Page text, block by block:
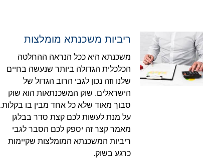
ריביות משכנתא מומלצות
משכנתא היא ככל הנראה ההחלטה
הכלכלית הגדולה ביותר שנעשה בחיים
שלנו וזה נכון לגבי הרוב הגדול של
הישראלים. שוק המשכנתאות הוא שוק
סבוך מאוד שלא כל אחד מבין בו בקלות.
על מנת לעשות לכם קצת סדר בבלגן
מאמר קצר זה יספק לכם הסבר לגבי
ריביות המשכנתא המומלצות שקיימות
כרגע בשוק.